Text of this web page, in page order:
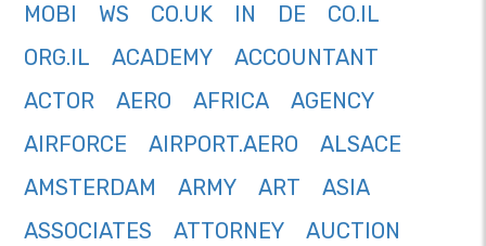
MOBI
WS CO.UK IN DE
CO.IL
ORG.IL
ACADEMY
ACCOUNTANT
ACTOR
AERO AFRICA
AGENCY
AIRFORCE
AIRPORT.AERO
ALSACE
AMSTERDAM
ARMY ART
ASIA
ASSOCIATES
ATTORNEY
AUCTION